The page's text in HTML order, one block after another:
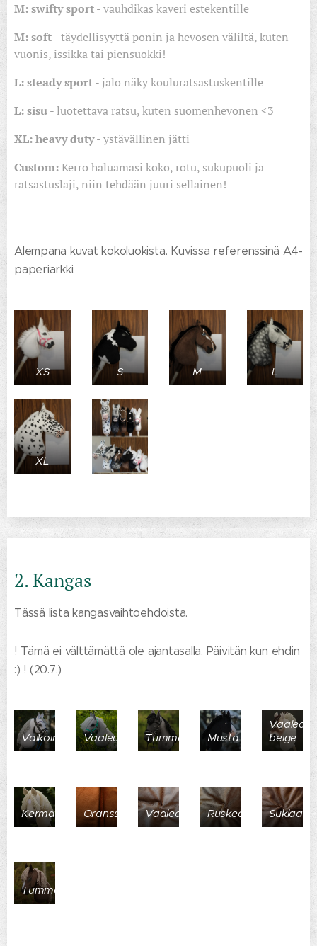
M: swifty sport- vauhdikas kaveri estekentille
M: soft- täydellisyyttä ponin ja hevosen väliltä, kuten
vuonis, issikka tai piensuokki!
L: steady sport- jalo näky kouluratsastuskentille
L: sisu- luotettava ratsu, kuten suomenhevonen <3
XL: heavy duty- ystävällinen jätti
Custom:Kerro haluamasi koko, rotu, sukupuoli ja
ratsastuslaji, niin tehdään juuri sellainen!
Alempana kuvat kokoluokista. Kuvissa referenssinä A4-
paperiarkki.
XS S M L
XL
2. Kangas
Tässä lista kangasvaihtoehdoista.
! Tämä ei välttämättä ole ajantasalla. Päivitän kun ehdin
:) ! (20.7.)
Valkoinen VaaleanharmaaTummanharmaa
Musta
Vaalea
beige
Kerma OranssinruskeaVaaleanruskeaRuskea Suklaa
Tummanruskea